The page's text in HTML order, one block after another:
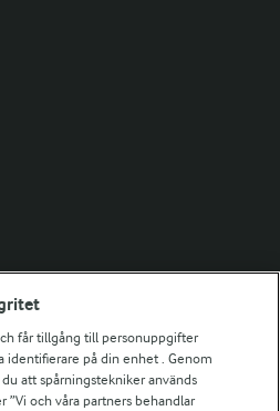
får tillgång till personuppgifter
identifierare på din enhet . Genom
att spårningstekniker används
”Vi och våra partners behandlar